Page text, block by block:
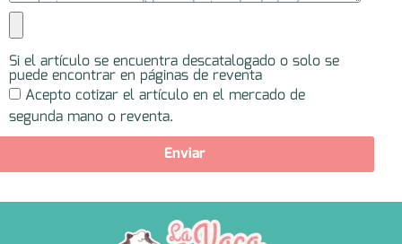
Si el artículo se encuentra descatalogado o solo se
puede encontrar en páginas de reventa
Acepto cotizar el artículo en el mercado de
segunda mano o reventa.
Enviar